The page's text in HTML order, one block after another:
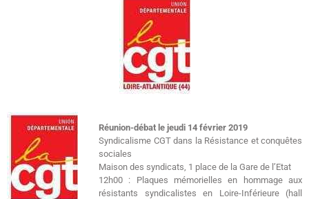
Réunion-débat le jeudi 14 février 2019
Syndicalisme CGT dans la Résistance et conquêtes
sociales
Maison des syndicats, 1 place de la Gare de l’Etat
12h00 : Plaques mémorielles en hommage aux
résistants syndicalistes en Loire-Inférieure (hall